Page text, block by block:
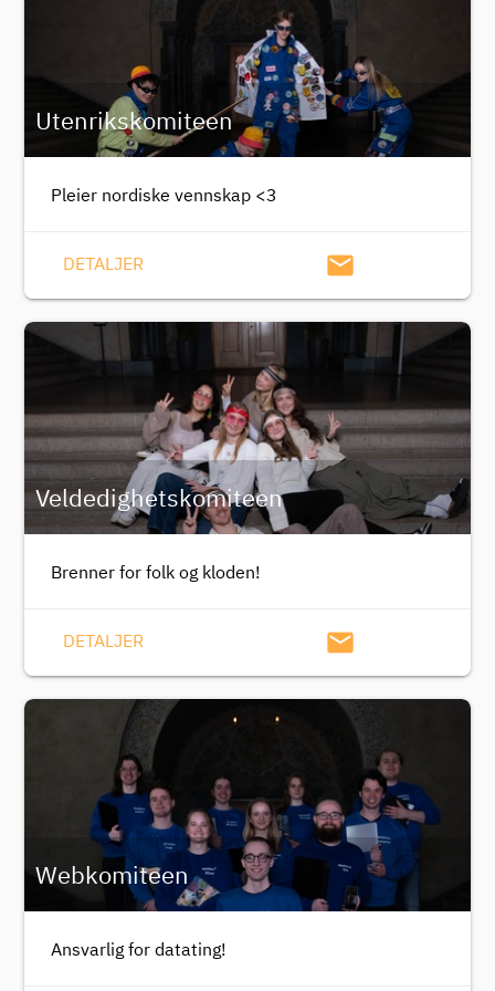
Utenrikskomiteen
Pleier nordiske vennskap <3
DETALJER email
Veldedighetskomiteen
Brenner for folk og kloden!
DETALJER email
Webkomiteen
Ansvarlig for datating!